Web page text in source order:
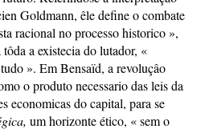
Goldmann, êle define o combate
racional no processo historico »,
a existecia do lutador, «
». Em Bensaïd, a revoluçâo
o produto necessario das leis da
economicas do capital, para se
um horizonte ético, « sem o